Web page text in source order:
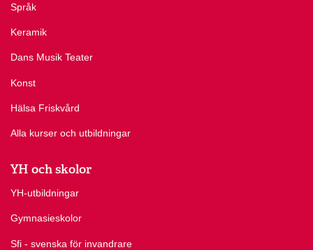
Språk
Keramik
Dans Musik Teater
Konst
Hälsa Friskvård
Alla kurser och utbildningar
YH och skolor
YH-utbildningar
Gymnasieskolor
Sfi - svenska för invandrare